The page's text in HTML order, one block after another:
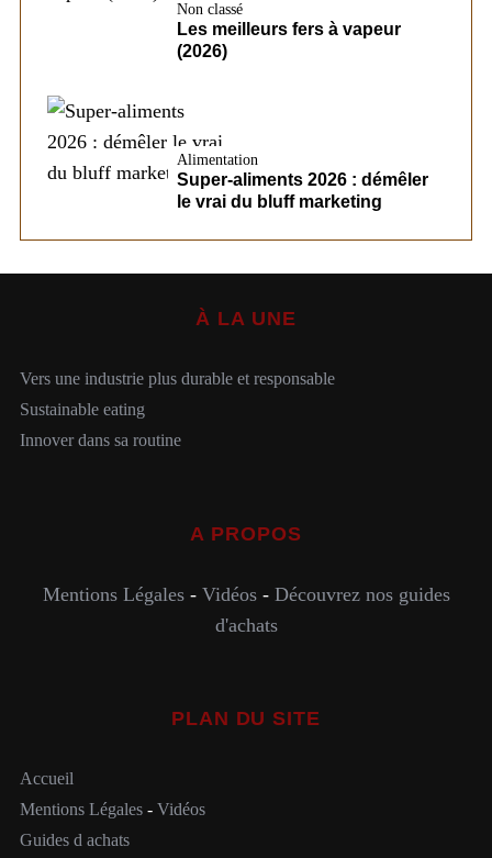
Non classé
Les meilleurs fers à vapeur
(2026)
Alimentation
Super-aliments 2026 : démêler
le vrai du bluff marketing
À LA UNE
Vers une industrie plus durable et responsable
Sustainable eating
Innover dans sa routine
A PROPOS
Mentions Légales- Vidéos- Découvrez nos guides
d'achats
PLAN DU SITE
Accueil
Mentions Légales- Vidéos
Guides d achats